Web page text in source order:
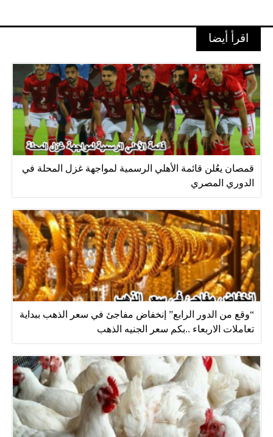
اقرأ أيضا
قمصان يعُلن قائمة الأهلي الرسمية لمواجهة غزل المحلة في
الدوري المصري
“وقع من الدور الرابع” إنخفاض مفاجئ في سعر الذهب ببداية
تعاملات الاربعاء ..بكم سعر الجنيه الذهب